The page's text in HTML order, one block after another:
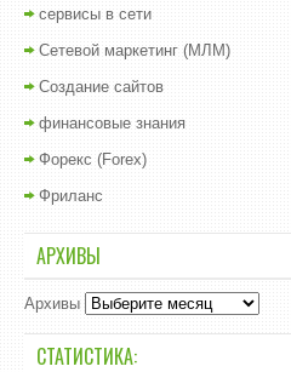
сервисы в сети
Сетевой маркетинг (МЛМ)
Создание сайтов
финансовые знания
Форекс (Forex)
Фриланс
АРХИВЫ
Архивы
СТАТИСТИКА: